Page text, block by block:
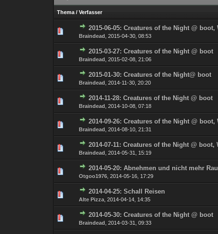
Thema /Verfasser
2015-06-05: Creatures of the Night @ boot,
Braindead ,2015-04-30, 08:53
0 Bewertung(en) - 0 1
2015-03-27: Creatures of the Night @ boot
Braindead ,2015-02-08, 21:06
0 Bewertung(en) - 0 1
2015-01-30: Creatures of the Night@ boot
Braindead ,2014-11-30, 20:20
0 Bewertung(en) - 0
2014-11-28: Creatures of the Night @ boot
Braindead ,2014-10-08, 07:18
0 Bewertung(en) - 0 1
2014-09-26: Creatures of the Night @ boot,
Braindead ,2014-08-10, 21:31
0 Bewertung(en) - 0 1
2014-07-11: Creatures of the Night @ boot,
Braindead ,2014-05-31, 15:19
0 Bewertung(en) - 0 1
2014-05-20: Abnehmen und nicht mehr
Otgoo1976 ,2014-05-16, 17:29
0 Bewertung(en) - 0 1
2014-04-25: Schall Reisen
Alte Pizza ,2014-04-14, 14:35
0 Bewertung(en) - 0
2014-05-30: Creatures of the Night @ boot
Braindead ,2014-03-31, 09:33
0 Bewertung(en) - 0 1